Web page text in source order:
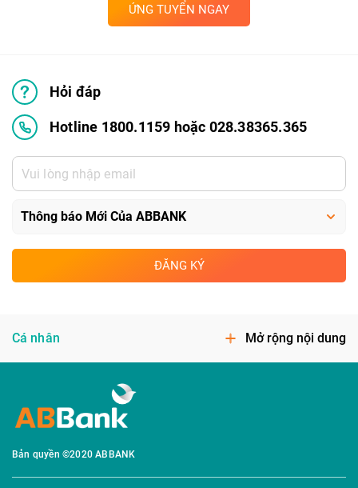
ỨNG TUYỂN NGAY
Hỏi đáp
Hotline 1800.1159 hoặc 028.38365.365
ĐĂNG KÝ
Cá nhân Mở rộng nội dung
Bản quyền ©2020 ABBANK